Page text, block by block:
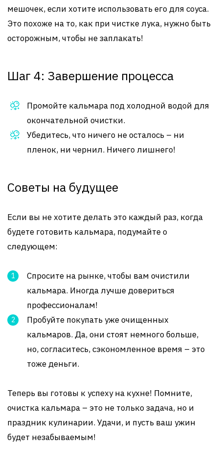
мешочек, если хотите использовать его для соуса.
Это похоже на то, как при чистке лука, нужно быть
осторожным, чтобы не заплакать!
Шаг 4: Завершение процесса
Промойте кальмара под холодной водой для
окончательной очистки.
Убедитесь, что ничего не осталось – ни
пленок, ни чернил. Ничего лишнего!
Советы на будущее
Если вы не хотите делать это каждый раз, когда
будете готовить кальмара, подумайте о
следующем:
Спросите на рынке, чтобы вам очистили
кальмара. Иногда лучше довериться
профессионалам!
Пробуйте покупать уже очищенных
кальмаров. Да, они стоят немного больше,
но, согласитесь, сэкономленное время – это
тоже деньги.
Теперь вы готовы к успеху на кухне! Помните,
очистка кальмара – это не только задача, но и
праздник кулинарии. Удачи, и пусть ваш ужин
будет незабываемым!